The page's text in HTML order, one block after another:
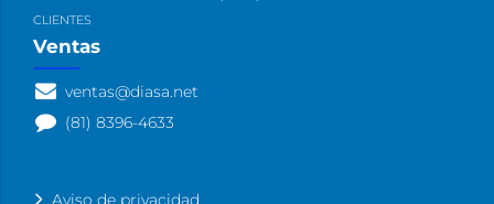
CLIENTES
Ventas
ventas@diasa.net
(81) 8396-4633
Aviso de privacidad